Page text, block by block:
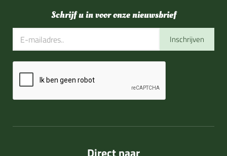
Schrijf u in voor onze nieuwsbrief
Inschrijven